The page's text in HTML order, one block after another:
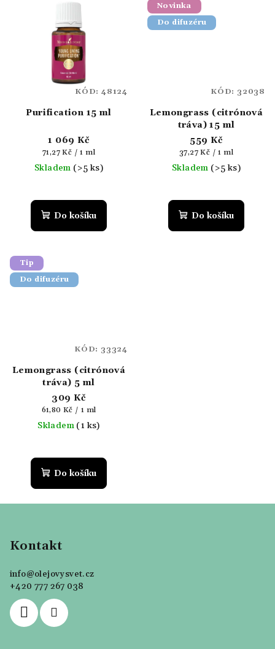
hvězdiček.
Purification 15 ml
1 069 Kč
Měrná
cena:
71,27 Kč / 1 ml
Skladem (>5 ks)
Do košíku
KÓD: 48124
Novinka
Do difuzéru
Lemongrass (citrónová
tráva) 15 ml
559 Kč
Měrná
cena:
37,27 Kč / 1 ml
Skladem (>5 ks)
Do košíku
KÓD: 32038
Tip
Do difuzéru
Lemongrass (citrónová
tráva) 5 ml
309 Kč
Měrná
cena:
61,80 Kč / 1 ml
Skladem (1 ks)
Do košíku
KÓD: 33324
Kontakt
info@olejovysvet.cz
+420 777 267 038